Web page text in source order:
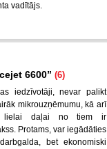
vadītājs.
6600” (6)
iedzīvotāji, nevar palikt
mikrouzņēmumu, kā arī
lielai daļai no tiem ir
Protams, var iegādāties
bet ekonomiski